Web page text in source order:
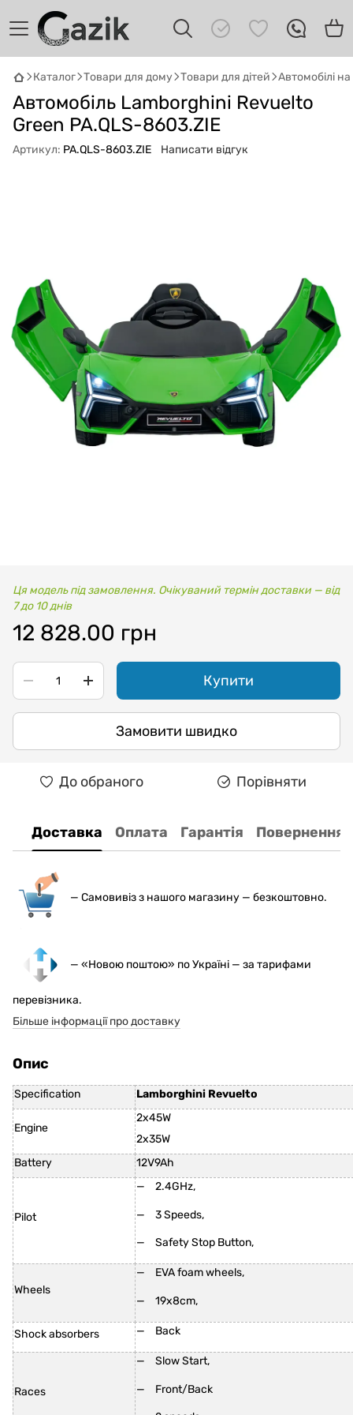
Каталог Товари для дому Товари для дітей Автомобілі
Автомобіль Lamborghini Revuelto
Green PA.QLS-8603.ZIE
Артикул: PA.QLS-8603.ZIE Написати відгук
Ця модель під замовлення. Очікуваний термін доставки — від
7 до 10 днів
12 828.00 грн
Купити
Замовити швидко
До обраного Порівняти
Доставка Оплата Гарантія Повернення
— Самовивіз з нашого магазину — безкоштовно.
— «Новою поштою» по Україні — за тарифами
перевізника.
Більше інформації про доставку
Опис
Specification Lamborghini Revuelto
Engine
2x45W
2x35W
Battery
12V9Ah
Pilot
2.4GHz,
3 Speeds,
Safety Stop Button,
Wheels
EVA foam wheels,
19x8cm,
Shock absorbers Back
Races
Slow Start,
Front/Back
GAZIKAI
Привіт! 👋 Я Gazik AI — допоможу